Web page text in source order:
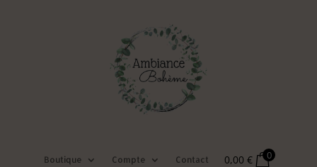
Boutique Compte Contact 0,00€ 0